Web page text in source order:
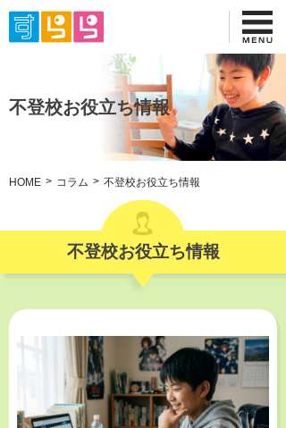
不登校お役立ち情報
HOME コラム 不登校お役立ち情報
不登校お役立ち情報